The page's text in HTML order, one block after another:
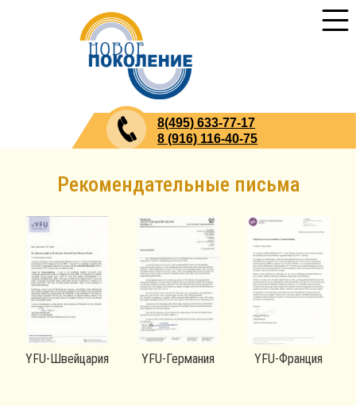
8(495) 633-77-17
8 (916) 116-40-75
Рекомендательные письма
YFU-Швейцария YFU-Германия YFU-Франция